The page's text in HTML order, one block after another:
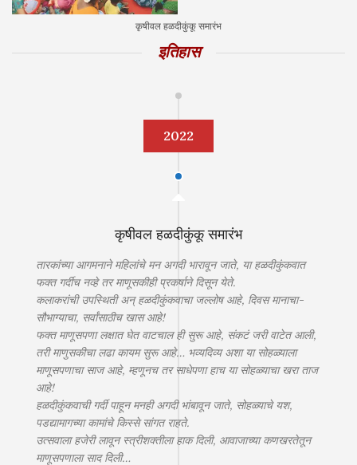
कृषीवल हळदीकुंकू समारंभ
इतिहास
2022
कृषीवल हळदीकुंकू समारंभ
तारकांच्या आगमनाने महिलांचे मन अगदी भारावून जाते, या हळदीकुंकवात
फक्त गर्दीच नव्हे तर माणूसकीही प्रकर्षाने दिसून येते.
कलाकरांची उपस्थिती अन् हळदीकुंकवाचा जल्लोष आहे, दिवस मानाचा-
सौभाग्याचा, सर्वांसाठीच खास आहे!
फक्त माणूसपणा लक्षात घेत वाटचाल ही सुरू आहे, संकटं जरी वाटेत आली,
तरी माणुसकीचा लढा कायम सुरू आहे… भव्यदिव्य अशा या सोहळ्याला
माणूसपणाचा साज आहे, म्हणूनच तर साधेपणा हाच या सोहळ्याचा खरा ताज
आहे!
हळदीकुंकवाची गर्दी पाहून मनही अगदी भांबावून जाते, सोहळ्याचे यश,
पडद्यामागच्या कामांचे किस्से सांगत राहते.
उत्सवाला हजेरी लावून स्त्रीशक्तीला हाक दिली, आवाजाच्या कणखरतेतून
माणूसपणाला साद दिली…